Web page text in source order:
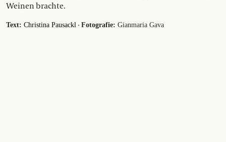
Weinen brachte.
Text: Christina Pausackl · Fotografie: Gianmaria Gava